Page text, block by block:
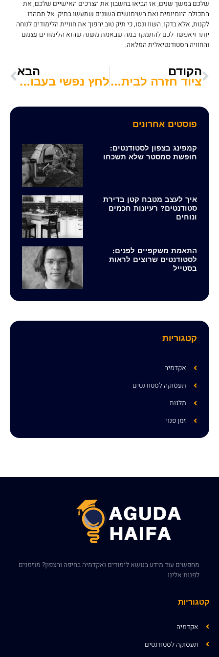
שלכם במשך שנים, אז הביאו בחשבון את הצרכים האישיים שלכם, את
התכולה היומיומית ואת השימושים השונים שתעשו בתיק. אל תמהרו
לקנות, אלא בדקו, השוו ונסו, כי תיק טוב יהפוך את חוויית הלימודים לנוחה
יותר ויאפשר לכם להתמקד במה שבאמת משנה שהוא הלימודים עצמם
והחוויה הסטודנטיאלית המלאה.
הקודם
ציוד חזרה לבית ספר – כל מה שצריך לשנת לימודים מוצלחת
הבא
לחץ נפשי בעבודה: זיהוי, הבנה ודרכי התמודדות
פוסטים אחרונים
קמפינג בצפון לסטודנטים:
חופשת סמסטר שלא תשכחו
איך לעצב מטבח קטן בדירת
סטודנטים? רעיונות חכמים
ונוחים
התאמת משקפיים לפנים:
לסטודנטים שרוצים לראות
בסטייל
קטגוריות
אקדמיה
תעסוקה לסטודנטים
מלגות
זמן פנוי
מחפשים עוד מידע בנושא לימודים ואקדמיה בחיפה והצפון? מוזמנים
לפנות אלינו
קטגוריות
אקדמיה
תעסוקה לסטודנטים